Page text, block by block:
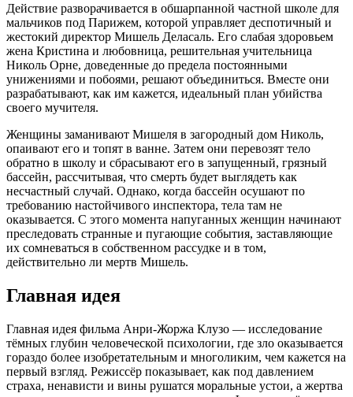
Действие разворачивается в обшарпанной частной школе для
мальчиков под Парижем, которой управляет деспотичный и
жестокий директор Мишель Деласаль. Его слабая здоровьем
жена Кристина и любовница, решительная учительница
Николь Орне, доведенные до предела постоянными
унижениями и побоями, решают объединиться. Вместе они
разрабатывают, как им кажется, идеальный план убийства
своего мучителя.
Женщины заманивают Мишеля в загородный дом Николь,
опаивают его и топят в ванне. Затем они перевозят тело
обратно в школу и сбрасывают его в запущенный, грязный
бассейн, рассчитывая, что смерть будет выглядеть как
несчастный случай. Однако, когда бассейн осушают по
требованию настойчивого инспектора, тела там не
оказывается. С этого момента напуганных женщин начинают
преследовать странные и пугающие события, заставляющие
их сомневаться в собственном рассудке и в том,
действительно ли мертв Мишель.
Главная идея
Главная идея фильма Анри-Жоржа Клузо — исследование
тёмных глубин человеческой психологии, где зло оказывается
гораздо более изобретательным и многоликим, чем кажется на
первый взгляд. Режиссёр показывает, как под давлением
страха, ненависти и вины рушатся моральные устои, а жертва